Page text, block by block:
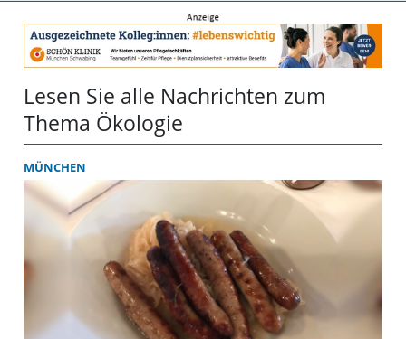
Lesen Sie alle Nachrichten zum
Thema Ökologie
MÜNCHEN